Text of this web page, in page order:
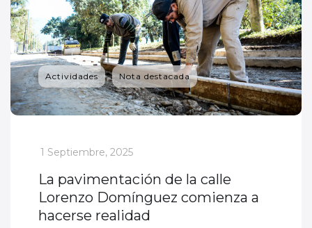
Actividades Nota destacada
_1 Septiembre, 2025
La pavimentación de la calle
Lorenzo Domínguez comienza a
hacerse realidad